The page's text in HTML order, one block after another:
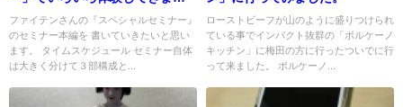
た(平田社長編)
ファイテンさんの『スペシャルセミナー』
のセミナー本編を 書いていきたいと思い
ます。 タイムスケジュール セミナー自体
は大きく分けて３部構成と...
ローストビーフが山のように盛りつけられ
ている事でインパクト抜群の「ボルケーノ
キッチン」に梅田の方に行ったついでに行
って来ました。 ボルケーノ...